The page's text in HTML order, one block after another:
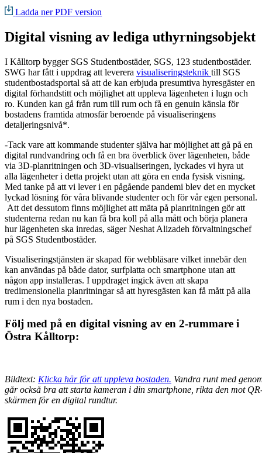
Ladda ner PDF version
Digital visning av lediga uthyrningsobjekt
I Kålltorp bygger SGS Studentbostäder, SGS, 123 studentbostäder.
SWG har fått i uppdrag att leverera visualiseringsteknik till SGS
studentbostadsportal så att de kan erbjuda presumtiva hyresgäster en
digital förhandstitt och möjlighet att uppleva lägenheten i lugn och
ro. Kunden kan gå från rum till rum och få en genuin känsla för
bostadens framtida atmosfär beroende på visualiseringens
detaljeringsnivå*.
-Tack vare att kommande studenter själva har möjlighet att gå på en
digital rundvandring och få en bra överblick över lägenheten, både
via 3D-planritningen och 3D-visualiseringen, lyckades vi hyra ut
alla lägenheter i detta projekt utan att göra en enda fysisk visning.
Med tanke på att vi lever i en pågående pandemi blev det en mycket
lyckad lösning för våra blivande studenter och för vår egen personal.
Att det dessutom finns möjlighet att mäta på planritningen gör att
studenterna redan nu kan få bra koll på alla mått och börja planera
hur lägenheten ska inredas, säger Neshat Alizadeh förvaltningschef
på SGS Studentbostäder.
Visualiseringstjänsten är skapad för webbläsare vilket innebär den
kan användas på både dator, surfplatta och smartphone utan att
någon app installeras. I uppdraget ingick även att skapa
tredimensionella planritningar så att hyresgästen kan få mått på alla
rum i den nya bostaden.
Följ med på en digital visning av en 2-rummare i
Östra Kålltorp:
Bildtext: Klicka här för att uppleva bostaden. Vandra runt med
går också bra att starta kameran i din smartphone, rikta den mot
skärmen för en digital rundtur.